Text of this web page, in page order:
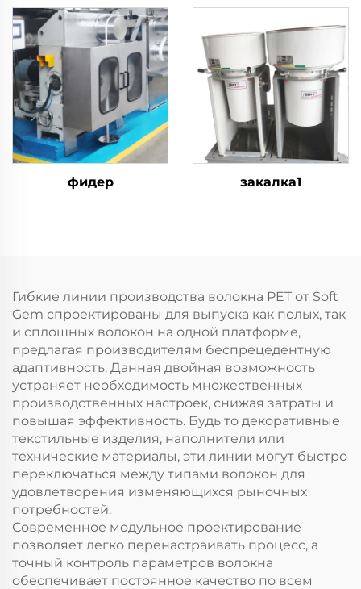
производит как
полое, так и цельное
волокно
фидер закалка1
Гибкие линии производства волокна PET от Soft
Gem спроектированы для выпуска как полых, так
и сплошных волокон на одной платформе,
предлагая производителям беспрецедентную
адаптивность. Данная двойная возможность
устраняет необходимость множественных
производственных настроек, снижая затраты и
повышая эффективность. Будь то декоративные
текстильные изделия, наполнители или
технические материалы, эти линии могут быстро
переключаться между типами волокон для
удовлетворения изменяющихся рыночных
потребностей.
Современное модульное проектирование
позволяет легко перенастраивать процесс, а
точный контроль параметров волокна
обеспечивает постоянное качество по всем